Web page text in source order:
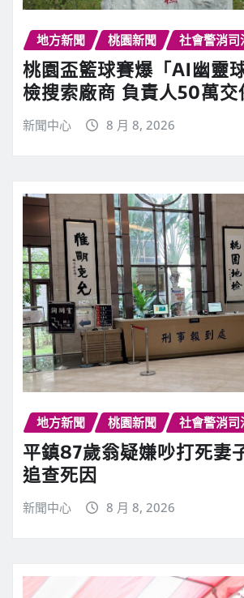
地方新聞 桃園新聞 社會警消司
桃園盃籃球賽爆「AI幽靈
檢搜索廠商 負責人50萬交
新聞中心 8 月 8, 2026
地方新聞 桃園新聞 社會警消司
平鎮87歲翁疑嫌吵打死妻
追查死因
新聞中心 8 月 8, 2026